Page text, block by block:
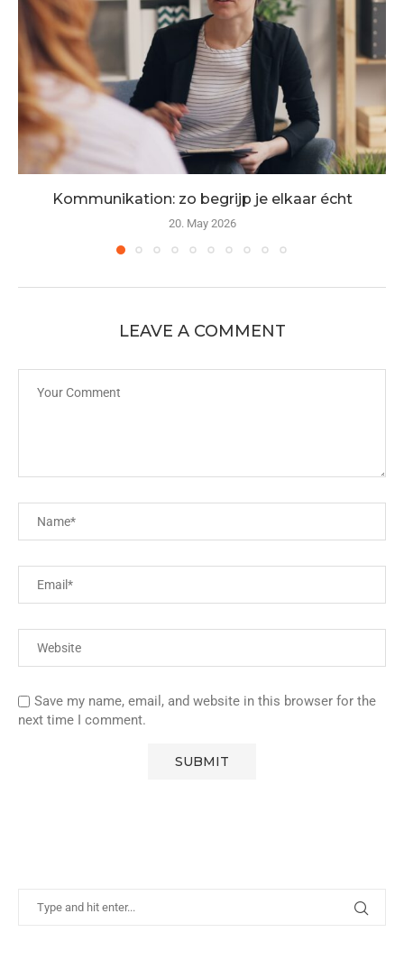
Kommunikation: zo begrijp je elkaar écht
20. May 2026
LEAVE A COMMENT
Save my name, email, and website in this browser for the
next time I comment.